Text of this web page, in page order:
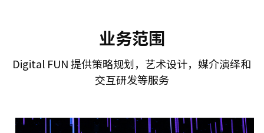
业务范围
Digital FUN 提供策略规划，艺术设计，媒介演绎和
交互研发等服务